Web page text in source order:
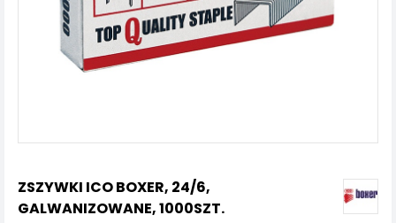
ZSZYWKI ICO BOXER, 24/6,
GALWANIZOWANE, 1000SZT.